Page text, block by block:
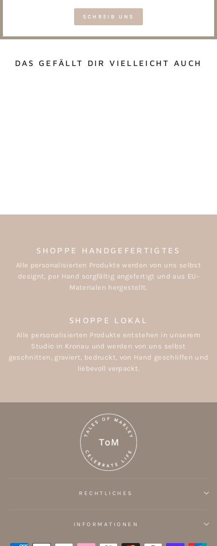
SCHREIB UNS
DAS GEFÄLLT DIR VIELLEICHT AUCH
SHOPPE HANDGEFERTIGTES
Alle personalisierten Produkte werden von uns selbst
designt, per Hand sorgfältig angefertigt und aus EU-
Materialen hergestellt.
SHOPPE LOKAL
Alle personalisierten Produkte entstehen in unserem
Studio in Kronau und werden von uns selbst
geschnitten, graviert, bedruckt, von Hand geschliffen und
liebevoll verpackt.
RECHTLICHES
INFORMATIONEN